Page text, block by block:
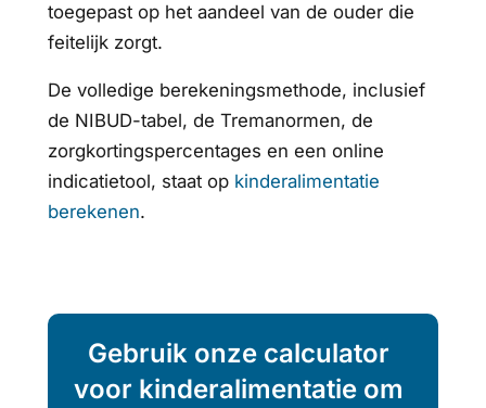
toegepast op het aandeel van de ouder die
feitelijk zorgt.
De volledige berekeningsmethode, inclusief
de NIBUD-tabel, de Tremanormen, de
zorgkortingspercentages en een online
indicatietool, staat op kinderalimentatie
berekenen.
Gebruik onze calculator
voor kinderalimentatie om